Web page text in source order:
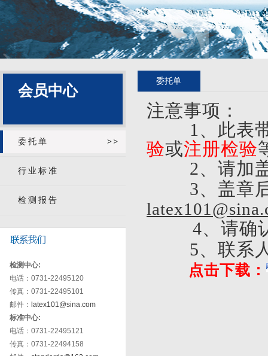
会员中心
委托单
行业标准
检测报告
检测中心:
电话：0731-22495120
传真：0731-22495101
邮件： latex101@sina.com
标准中心:
电话：0731-22495121
传真：0731-22494158
委托单
注意事项：
1、此表
验或注册检验
2、请加
3、盖章后
4、请确
5、联系人
点击下载：